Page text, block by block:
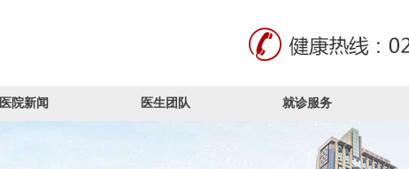
医院新闻 医生团队 就诊服务